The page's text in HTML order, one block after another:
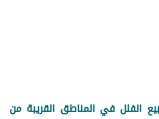
الفلل في المناطق القريبة من